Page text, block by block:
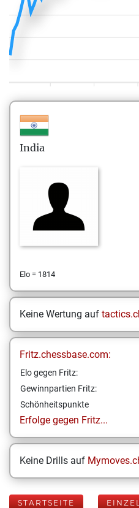
India
Elo = 1814
Keine Wertung auf
Fritz.chessbase.com:
Elo gegen Fritz:
Gewinnpartien Fritz:
Schönheitspunkte
Erfolge gegen Fritz...
Keine Drills auf
STARTSEITE